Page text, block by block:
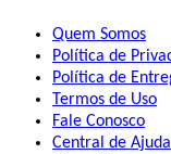
Quem Somos
Política de
Política de
Termos de Uso
Fale Conosco
Central de Ajuda